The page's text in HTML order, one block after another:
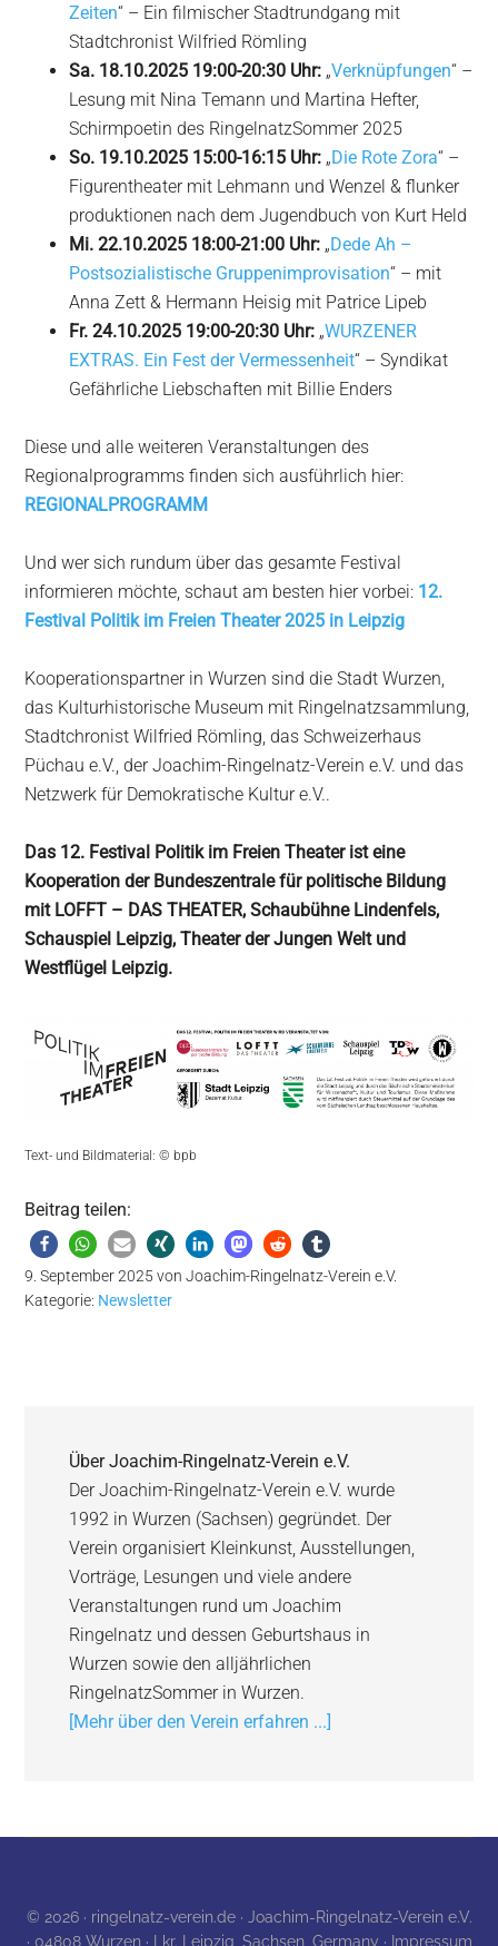
Zeiten“ – Ein filmischer Stadtrundgang mit
Stadtchronist Wilfried Römling
Sa. 18.10.2025 19:00-20:30 Uhr: „Verknüpfungen“ –
Lesung mit Nina Temann und Martina Hefter,
Schirmpoetin des RingelnatzSommer 2025
So. 19.10.2025 15:00-16:15 Uhr: „Die Rote Zora“ –
Figurentheater mit Lehmann und Wenzel & flunker
produktionen nach dem Jugendbuch von Kurt Held
Mi. 22.10.2025 18:00-21:00 Uhr: „Dede Ah –
Postsozialistische Gruppenimprovisation“ – mit
Anna Zett & Hermann Heisig mit Patrice Lipeb
Fr. 24.10.2025 19:00-20:30 Uhr: „WURZENER
EXTRAS. Ein Fest der Vermessenheit“ – Syndikat
Gefährliche Liebschaften mit Billie Enders
Diese und alle weiteren Veranstaltungen des
Regionalprogramms finden sich ausführlich hier:
REGIONALPROGRAMM
Und wer sich rundum über das gesamte Festival
informieren möchte, schaut am besten hier vorbei: 12.
Festival Politik im Freien Theater 2025 in Leipzig
Kooperationspartner in Wurzen sind die Stadt Wurzen,
das Kulturhistorische Museum mit Ringelnatzsammlung,
Stadtchronist Wilfried Römling, das Schweizerhaus
Püchau e.V., der Joachim-Ringelnatz-Verein e.V. und das
Netzwerk für Demokratische Kultur e.V..
Das 12. Festival Politik im Freien Theater ist eine
Kooperation der Bundeszentrale für politische Bildung
mit LOFFT – DAS THEATER, Schaubühne Lindenfels,
Schauspiel Leipzig, Theater der Jungen Welt und
Westflügel Leipzig.
Text- und Bildmaterial: © bpb
Beitrag teilen:
9. September 2025 vonJoachim-Ringelnatz-Verein e.V.
Kategorie: Newsletter
ÜberJoachim-Ringelnatz-Verein e.V.
Der Joachim-Ringelnatz-Verein e.V. wurde
1992 in Wurzen (Sachsen) gegründet. Der
Verein organisiert Kleinkunst, Ausstellungen,
Vorträge, Lesungen und viele andere
Veranstaltungen rund um Joachim
Ringelnatz und dessen Geburtshaus in
Wurzen sowie den alljährlichen
RingelnatzSommer in Wurzen.
[Mehr über den Verein erfahren ...]
© 2026 · ringelnatz-verein.de · Joachim-Ringelnatz-Verein e.V.
· 04808 Wurzen · Lkr. Leipzig, Sachsen, Germany · Impressum